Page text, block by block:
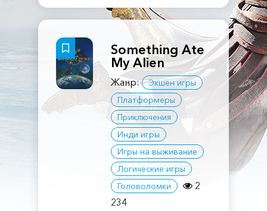
Something Ate
My Alien
Жанр:
Экшен игры
Платформеры
Приключения
Инди игры
Игры на выживание
Логические игры
Головоломки
2
234